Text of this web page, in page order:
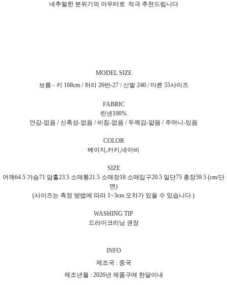
네추럴한 분위기의 아우터로 적극 추천드립니다
MODEL SIZE
보름 - 키 168cm / 허리 26반-27 / 신발 240 / 마른 55사이즈
FABRIC
린넨100%
안감-없음 / 신축성-없음 / 비침-없음 / 두께감-얇음 / 주머니-있음
COLOR
베이지,카키,네이비
SIZE
어깨64.5 가슴71 암홀23.5 소매통21.5 소매장18 소매입구20.5 밑단75 총장59.5 (cm/단
면)
(사이즈는 측정 방법에 따라 1~3cm 오차가 있을 수 있습니다.)
WASHING TIP
드라이크리닝 권장
INFO
제조국 : 중국
제조년월 : 2026년 제품구매 한달이내